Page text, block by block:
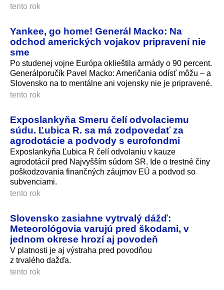
tento rok
Yankee, go home! Generál Macko: Na
odchod amerických vojakov pripravení nie
sme
Po studenej vojne Európa oklieštila armády o 90 percent.
Generálporučík Pavel Macko: Američania odísť môžu – a
Slovensko na to mentálne ani vojensky nie je pripravené.
tento rok
Exposlankyňa Smeru čelí odvolaciemu
súdu. Ľubica R. sa má zodpovedať za
agrodotácie a podvody s eurofondmi
Exposlankyňa Ľubica R čelí odvolaniu v kauze
agrodotácií pred Najvyšším súdom SR. Ide o trestné činy
poškodzovania finančných záujmov EÚ a podvod so
subvenciami.
tento rok
Slovensko zasiahne vytrvalý dážď:
Meteorológovia varujú pred škodami, v
jednom okrese hrozí aj povodeň
V platnosti je aj výstraha pred povodňou
z trvalého dažďa.
tento rok